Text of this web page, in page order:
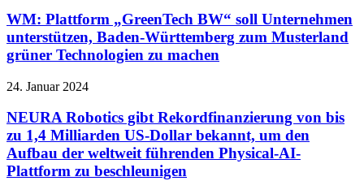
WM: Plattform „GreenTech BW“ soll Unternehmen
unterstützen, Baden-Württemberg zum Musterland
grüner Technologien zu machen
24. Januar 2024
NEURA Robotics gibt Rekordfinanzierung von bis
zu 1,4 Milliarden US-Dollar bekannt, um den
Aufbau der weltweit führenden Physical-AI-
Plattform zu beschleunigen